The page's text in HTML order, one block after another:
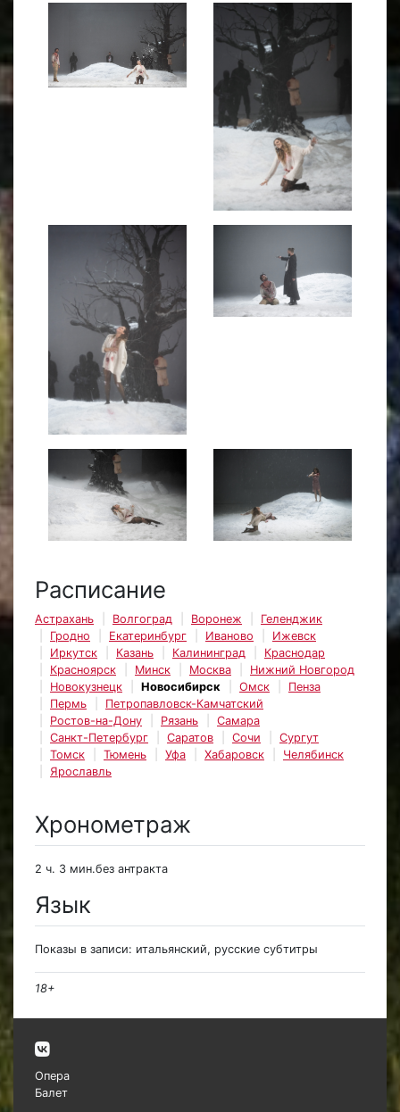
Расписание
Астрахань Волгоград Воронеж
Геленджик
Гродно
Екатеринбург Иваново
Ижевск
Иркутск
Казань Калининград
Краснодар
Красноярск
Минск Москва
Нижний Новгород
Новокузнецк
Новосибирск Омск
Пенза
Пермь
Петропавловск-Камчатский
Ростов-на-Дону
Рязань
Самара
Санкт-Петербург
Саратов Сочи
Сургут
Томск
Тюмень Уфа Хабаровск
Челябинск
Ярославль
Хронометраж
2 ч. 3 мин.без антракта
Язык
Показы в записи: итальянский, русские субтитры
18+
Опера
Балет